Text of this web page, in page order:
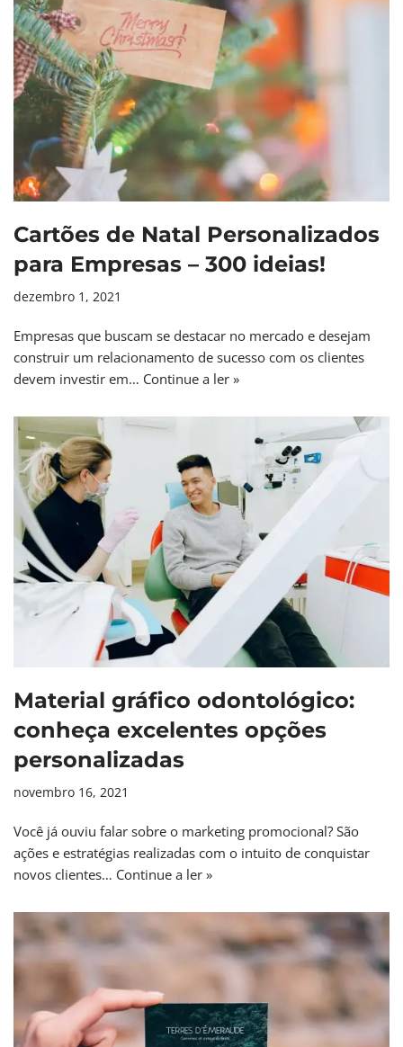
Cartões de Natal Personalizados
para Empresas – 300 ideias!
dezembro 1, 2021
Empresas que buscam se destacar no mercado e desejam
construir um relacionamento de sucesso com os clientes
devem investir em… Continue a ler »
Material gráfico odontológico:
conheça excelentes opções
personalizadas
novembro 16, 2021
Você já ouviu falar sobre o marketing promocional? São
ações e estratégias realizadas com o intuito de conquistar
novos clientes… Continue a ler »